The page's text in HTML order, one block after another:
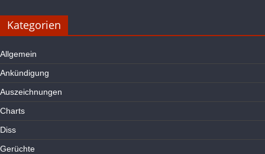
Kategorien
Allgemein
Ankündigung
Auszeichnungen
Charts
Diss
Gerüchte